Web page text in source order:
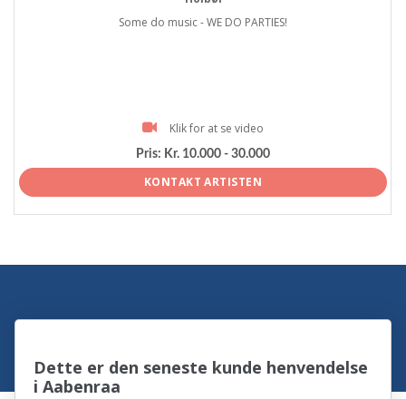
Some do music - WE DO PARTIES!
Klik for at se video
Pris: Kr. 10.000 - 30.000
KONTAKT ARTISTEN
Dette er den seneste kunde henvendelse
i Aabenraa